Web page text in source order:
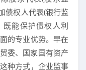
债权人代表(银行监
能保护债权人利
的专业优势。早在
委、国家国有资产
种方式，企业监事